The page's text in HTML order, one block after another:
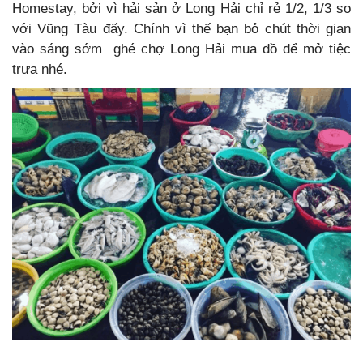
Homestay, bởi vì hải sản ở Long Hải chỉ rẻ 1/2, 1/3 so
với Vũng Tàu đấy. Chính vì thế bạn bỏ chút thời gian
vào sáng sớm ghé chợ Long Hải mua đồ để mở tiệc
trưa nhé.